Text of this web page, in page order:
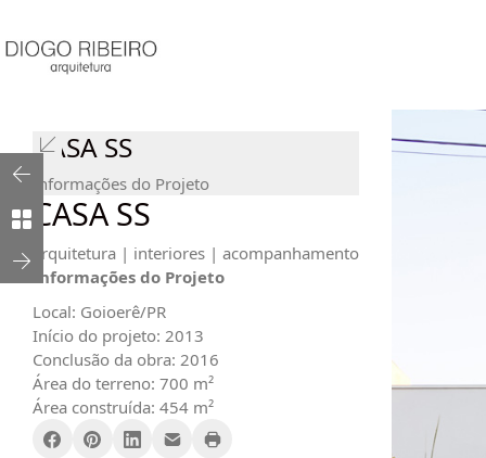
CASA SS
Informações do Projeto
CASA SS
arquitetura | interiores | acompanhamento
Informações do Projeto
Local: Goioerê/PR
Início do projeto: 2013
Conclusão da obra: 2016
Área do terreno: 700 m²
Área construída: 454 m²